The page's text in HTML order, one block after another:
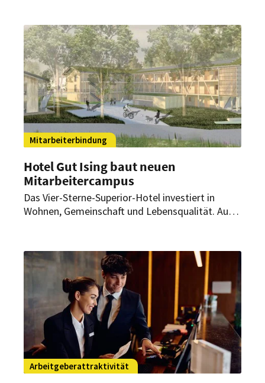
schwächeren Monaten tragfähige Angebote
entwickelt, senkt Fluktuation und
Einarbeitungskosten. So wächst aus
kurzfristigen Diensten eine verlässliche
Kernmannschaft.
Mitarbeiterbindung
Hotel Gut Ising baut neuen
Mitarbeitercampus
Das Vier-Sterne-Superior-Hotel investiert in
Wohnen, Gemeinschaft und Lebensqualität. Auf
Auszubildende sowie Fach- und Führungskräfte.
Arbeitgeberattraktivität